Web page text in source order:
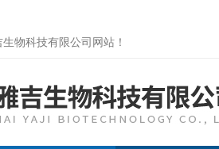
生物科技有限公司网站 ！